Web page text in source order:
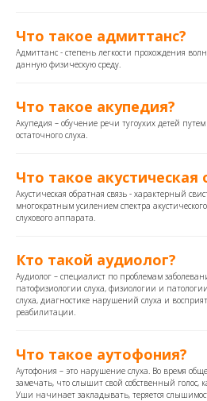
Что такое адмиттанс?
Адмиттанс - степень легкости прохождения
данную физическую среду.
Что такое акупедия?
Акупедия – обучение речи тугоухих детей
остаточного слуха.
Что такое акустическая
Акустическая обратная связь - характерный
многократным усилением спектра
слухового аппарата.
Кто такой аудиолог?
Аудиолог – специалист по проблемам
патофизиологии слуха, физиологии и
слуха, диагностике нарушений слуха и
реабилитации.
Что такое аутофония?
Аутофония – это нарушение слуха. Во время
замечать, что слышит свой собственный голос,
Уши начинает закладывать, теряется